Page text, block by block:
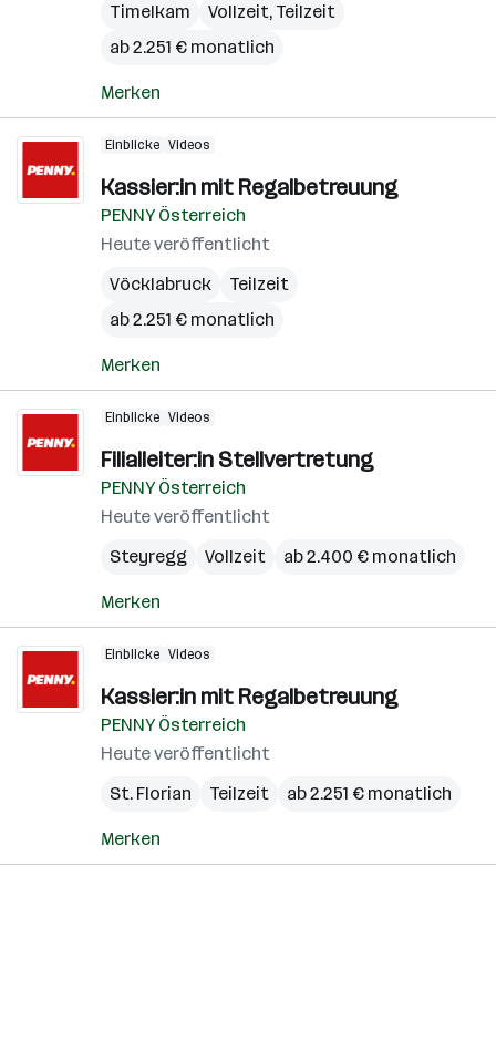
Timelkam
Vollzeit, Teilzeit
ab 2.251 € monatlich
Merken
Einblicke Videos
Kassier:in mit Regalbetreuung
PENNY Österreich
Heute veröffentlicht
Vöcklabruck
Teilzeit
ab 2.251 € monatlich
Merken
Einblicke Videos
Filialleiter:in Stellvertretung
PENNY Österreich
Heute veröffentlicht
Steyregg
Vollzeit ab 2.400 € monatlich
Merken
Einblicke Videos
Kassier:in mit Regalbetreuung
PENNY Österreich
Heute veröffentlicht
St. Florian
Teilzeit ab 2.251 € monatlich
Merken